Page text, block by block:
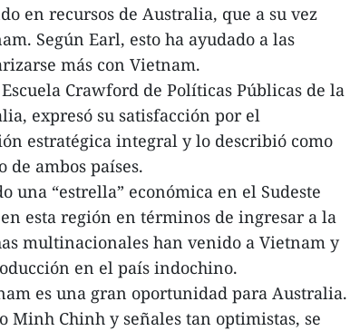
en recursos de Australia, que a su vez
Según Earl, esto ha ayudado a las
más con Vietnam.
Crawford de Políticas Públicas de la
expresó su satisfacción por el
estratégica integral y lo describió como
ambos países.
una “estrella” económica en el Sudeste
esta región en términos de ingresar a la
multinacionales han venido a Vietnam y
en el país indochino.
es una gran oportunidad para Australia.
Chinh y señales tan optimistas, se